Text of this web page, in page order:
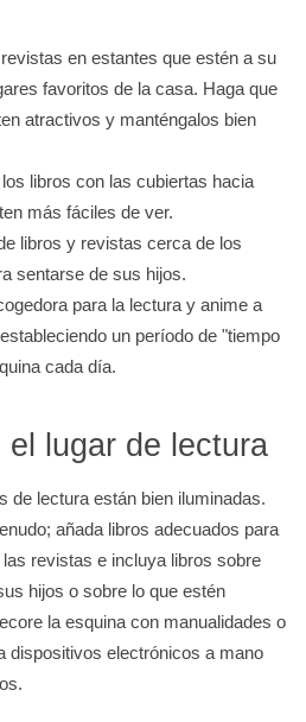
en estantes que estén a su
favoritos de la casa. Haga que
atractivos y manténgalos bien
libros con las cubiertas hacia
más fáciles de ver.
libros y revistas cerca de los
sentarse de sus hijos.
para la lectura y anime a
un período de "tiempo
cada día.
lugar de lectura
de lectura están bien iluminadas.
añada libros adecuados para
revistas e incluya libros sobre
hijos o sobre lo que estén
la esquina con manualidades o
dispositivos electrónicos a mano